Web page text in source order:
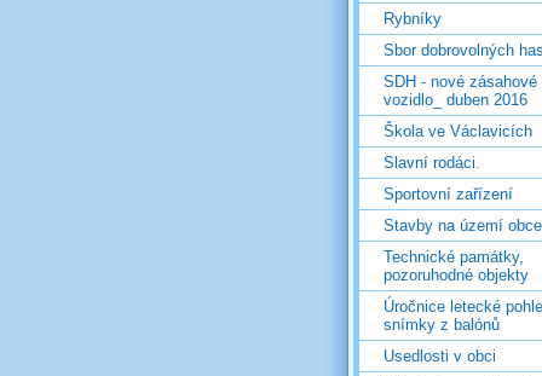
Rybníky
Sbor dobrovolných
SDH - nové zásahové
vozidlo_ duben 2016
Škola ve Václavicích
Slavní rodáci.
Sportovní zařízení
Stavby na území obce
Technické památky,
pozoruhodné objekty
Úročnice letecké
snímky z balónů
Usedlosti v obci